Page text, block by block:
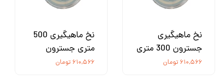
نخ ماهیگیری
جسترون 300 متری
۶۱۰,۵۶۶ تومان
نخ ماهیگیری 500
متری جسترون
۶۱۰,۵۶۶ تومان